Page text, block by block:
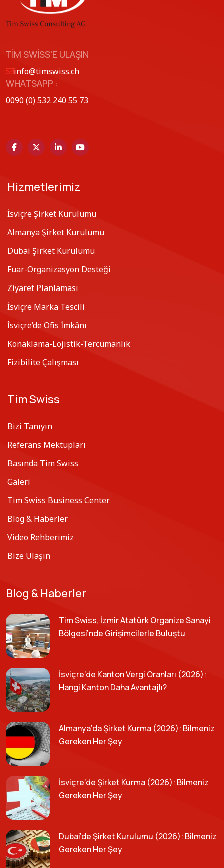
TIM SWISS'E ULAŞIN
info@timswiss.ch
WHATSAPP :
0090 (0) 532 240 55 73
Hizmetlerimiz
İsviçre Şirket Kurulumu
Almanya Şirket Kurulumu
Dubai Şirket Kurulumu
Fuar-Organizasyon Desteği
Ziyaret Planlaması
İsviçre Marka Tescili
İsviçre’de Ofis İmkânı
Konaklama-Lojistik-Tercümanlık
Fizibilite Çalışması
Tim Swiss
Bizi Tanıyın
Referans Mektupları
Basında Tim Swiss
Galeri
Tim Swiss Business Center
Blog & Haberler
Video Rehberimiz
Bize Ulaşın
Blog & Haberler
Tim Swiss, İzmir Atatürk Organize Sanayi
Bölgesi’nde Girişimcilerle Buluştu
İsviçre’de Kanton Vergi Oranları (2026):
Hangi Kanton Daha Avantajlı?
Almanya’da Şirket Kurma (2026): Bilmeniz
Gereken Her Şey
İsviçre’de Şirket Kurma (2026): Bilmeniz
Gereken Her Şey
Dubai’de Şirket Kurulumu (2026): Bilmeniz
Gereken Her Şey